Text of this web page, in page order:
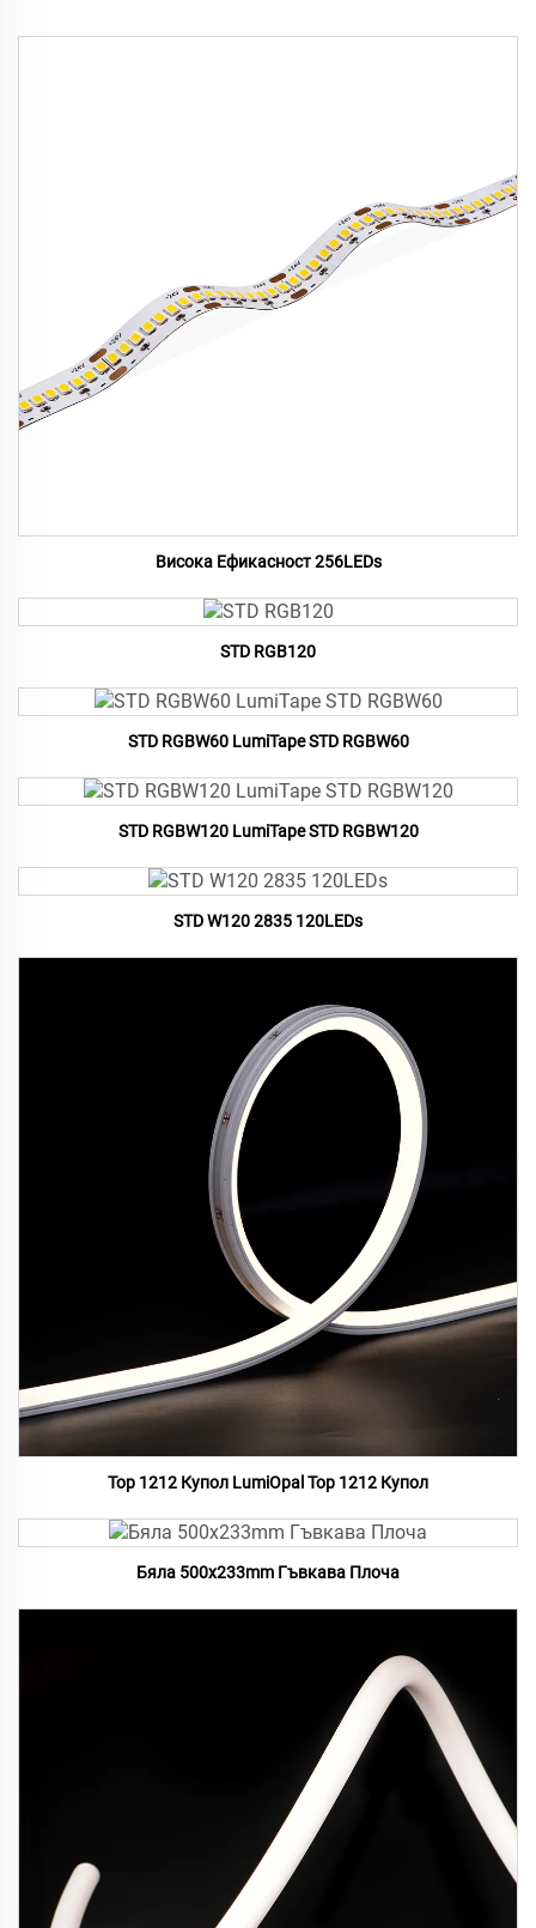
Висока Ефикасност 256LEDs
STD RGB120
STD RGBW60 LumiTape STD RGBW60
STD RGBW120 LumiTape STD RGBW120
STD W120 2835 120LEDs
Top 1212 Купол LumiOpal Top 1212 Купол
Бяла 500x233mm Гъвкава Плоча